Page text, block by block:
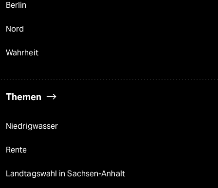
Berlin
Nord
Wahrheit
Themen
Niedrigwasser
Rente
Landtagswahl in Sachsen-Anhalt